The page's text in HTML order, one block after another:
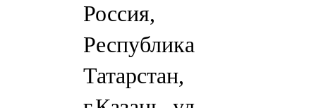
Россия,
Республика
Татарстан,